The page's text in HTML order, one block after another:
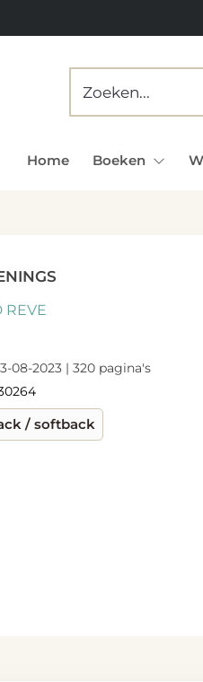
Home Boeken
REVE
08-2023 | 320 pagina's
/ softback